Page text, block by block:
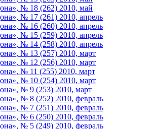
№ 18 (262) 2010, май
№ 17 (261) 2010, апрель
№ 16 (260) 2010, апрель
№ 15 (259) 2010, апрель
№ 14 (258) 2010, апрель
№ 13 (257) 2010, март
№ 12 (256) 2010, март
№ 11 (255) 2010, март
№ 10 (254) 2010, март
№ 9 (253) 2010, март
№ 8 (252) 2010, февраль
№ 7 (251) 2010, февраль
№ 6 (250) 2010, февраль
№ 5 (249) 2010, февраль